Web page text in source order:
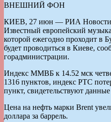
ВНЕШНИЙ ФОН
КИЕВ, 27 июн — РИА Новости,
Известный европейский
которой ежегодно проходит в
будет проводиться в Киеве,
горадминистрации.
Индекс ММВБ к 14.52 мск
1316 пунктов, индекс РТС
пункт, свидетельствуют
Цена на нефть марки Brent
доллара за баррель.